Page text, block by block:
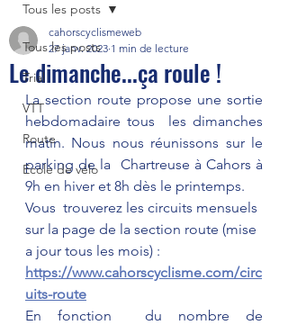
Tous les posts
Trial
VTT
Route
Ecole de vélo
Tous les posts
Le dimanche...ça roule !
cahorscyclismeweb
27 janv. 2023 1 min de lecture
La section route propose une sortie
hebdomadaire tous  les dimanches
matin. Nous nous réunissons sur le
parking de la  Chartreuse à Cahors à
9h en hiver et 8h dès le printemps.
Vous  trouverez les circuits mensuels
sur la page de la section route (mise
a jour tous les mois) :
https://www.cahorscyclisme.com/circ
uits-route
En fonction  du nombre de